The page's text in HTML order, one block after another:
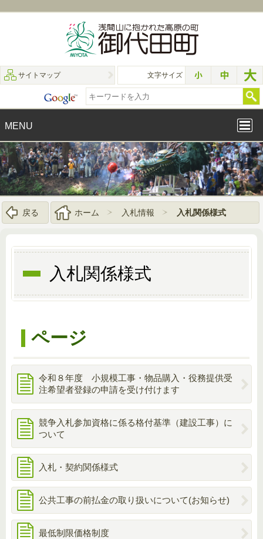
サイトマップ 文字サイズ
MENU
戻る ホーム 入札情報 入札関係様式
入札関係様式
ページ
令和８年度 小規模工事・物品購入・役務提供受
注希望者登録の申請を受け付けます
競争入札参加資格に係る格付基準（建設工事）に
ついて
入札・契約関係様式
公共工事の前払金の取り扱いについて(お知らせ)
最低制限価格制度